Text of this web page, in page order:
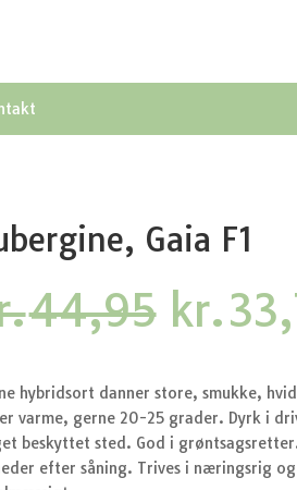
Gaia F1
44,95 Den
var:
kr.
hybridsort danner store, smukke,
varme, gerne 20-25 grader. Dyrk i
beskyttet sted. God i
efter såning. Trives i næringsrig